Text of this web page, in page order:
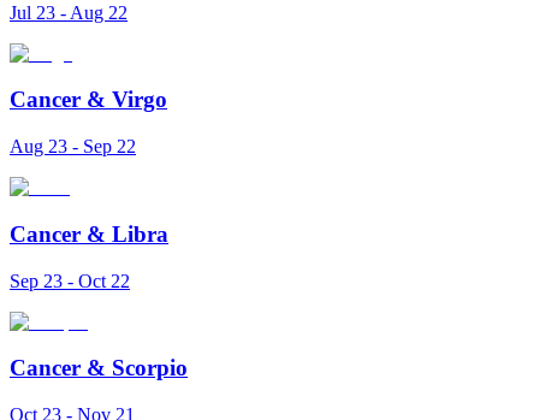
Jul 23 - Aug 22
Cancer & Virgo
Aug 23 - Sep 22
Cancer & Libra
Sep 23 - Oct 22
Cancer & Scorpio
Oct 23 - Nov 21